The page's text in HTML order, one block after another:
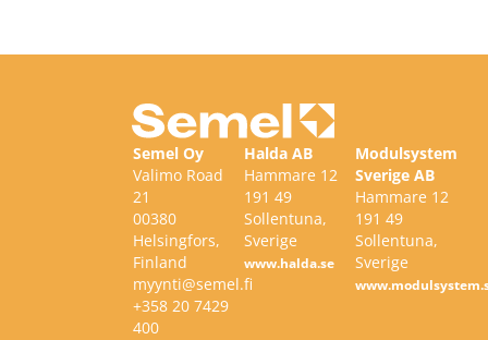
Semel Oy
Valimo Road
21
00380
Helsingfors,
Finland
myynti@semel.fi
+358 20 7429
400
Halda AB
Hammare 12
191 49
Sollentuna,
Sverige
www.halda.se
Modulsystem
Sverige AB
Hammare 12
191 49
Sollentuna,
Sverige